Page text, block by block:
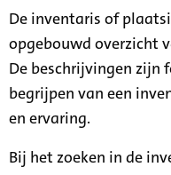
De inventaris of
opgebouwd overzicht
De beschrijvingen zijn
begrijpen van een
en ervaring.
Bij het zoeken in de